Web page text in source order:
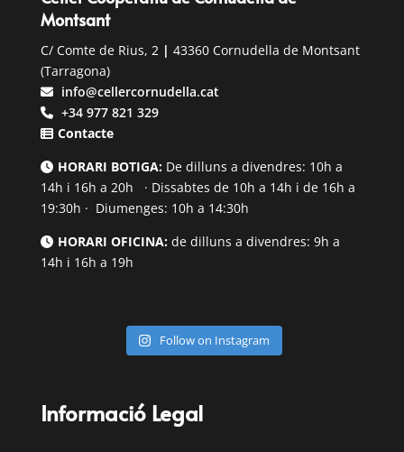
Montsant
C/ Comte de Rius, 2 | 43360 Cornudella de Montsant
(Tarragona)
info@cellercornudella.cat
+34 977 821 329
Contacte
HORARI BOTIGA:De dilluns a divendres: 10h a
14h i 16h a 20h · Dissabtes de 10h a 14h i de 16h a
19:30h · Diumenges: 10h a 14:30h
HORARI OFICINA:de dilluns a divendres: 9h a
14h i 16h a 19h
Follow on Instagram
Informació Legal